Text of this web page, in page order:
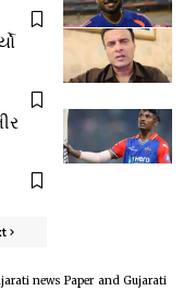
news Paper and Gujarati